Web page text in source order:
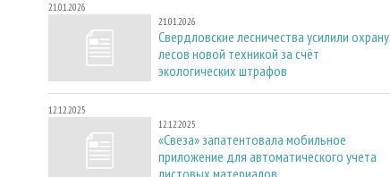
21.01.2026
21.01.2026
Свердловские лесничества усилили охрану
лесов новой техникой за счёт
экологических штрафов
12.12.2025
12.12.2025
«Свеза» запатентовала мобильное
приложение для автоматического учета
листовых материалов